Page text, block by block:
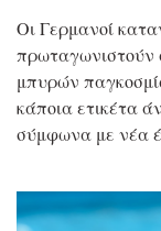
Οι Γερμανοί
πρωταγωνιστούν
μπυρών
κάποια ετικέτα
σύμφωνα με νέα